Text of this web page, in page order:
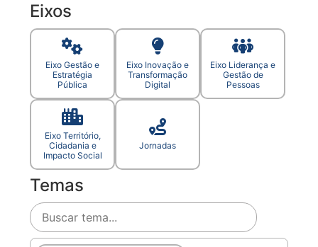
Eixos
Eixo Gestão e
Estratégia
Pública
Eixo Inovação e
Transformação
Digital
Eixo Liderança e
Gestão de
Pessoas
Eixo Território,
Cidadania e
Impacto Social
Jornadas
Temas